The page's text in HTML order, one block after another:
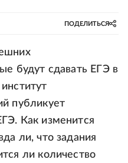
ПОДЕЛИТЬСЯ
будут сдавать ЕГЭ в
публикует
Как изменится
ли, что задания
ли количество